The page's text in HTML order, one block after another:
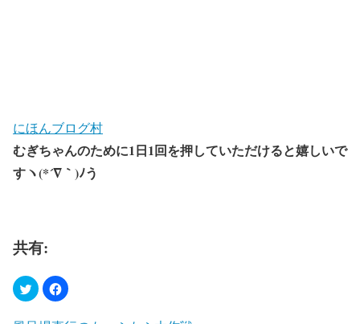
にほんブログ村
むぎちゃんのために1日1回を押していただけると嬉しいで
すヽ(*´∇｀)ﾉう
共有: